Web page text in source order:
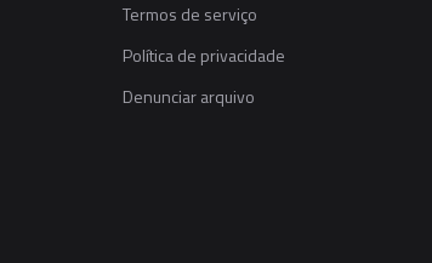
Termos de serviço
Política de privacidade
Denunciar arquivo